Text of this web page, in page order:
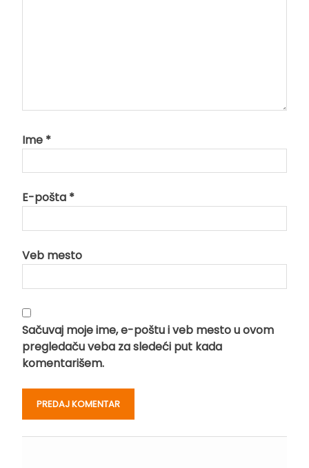
Ime *
E-pošta *
Veb mesto
Sačuvaj moje ime, e-poštu i veb mesto u ovom
pregledaču veba za sledeći put kada
komentarišem.